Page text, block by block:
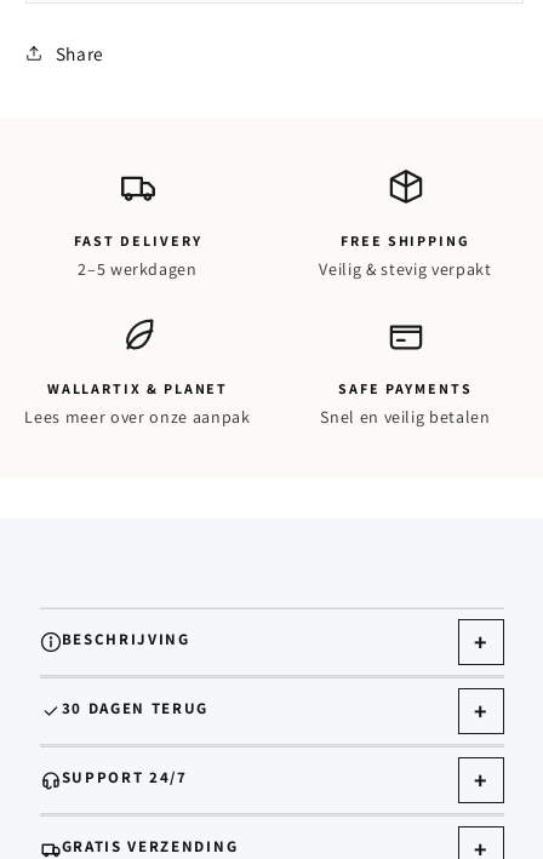
Share
FAST DELIVERY
2–5 werkdagen
FREE SHIPPING
Veilig & stevig verpakt
WALLARTIX & PLANET
Lees meer over onze aanpak
SAFE PAYMENTS
Snel en veilig betalen
n
k
l
a
p
b
a
r
BESCHRIJVING
30 DAGEN TERUG
SUPPORT 24/7
GRATIS VERZENDING